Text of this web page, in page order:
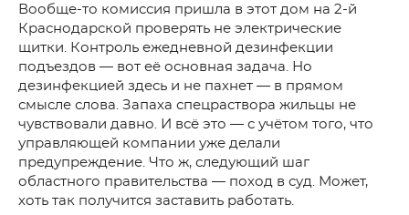
Вообще-то комиссия пришла в этот дом на 2-й
Краснодарской проверять не электрические
щитки. Контроль ежедневной дезинфекции
подъездов — вот её основная задача. Но
дезинфекцией здесь и не пахнет — в прямом
смысле слова. Запаха спецраствора жильцы не
чувствовали давно. И всё это — с учётом того, что
управляющей компании уже делали
предупреждение. Что ж, следующий шаг
областного правительства — поход в суд. Может,
хоть так получится заставить работать.